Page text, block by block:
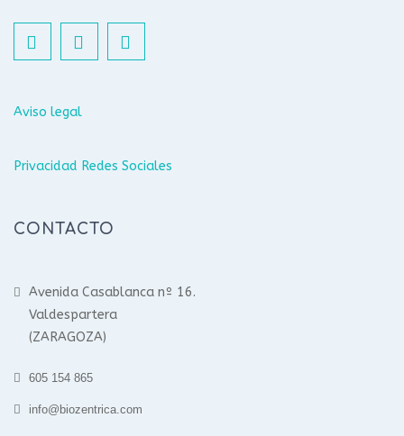
Aviso legal
Privacidad Redes Sociales
CONTACTO
Avenida Casablanca nº 16.
Valdespartera
(ZARAGOZA)
605 154 865
info@biozentrica.com